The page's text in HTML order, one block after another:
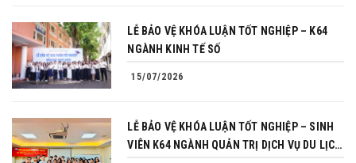
LỄ BẢO VỆ KHÓA LUẬN TỐT NGHIỆP – K64
NGÀNH KINH TẾ SỐ
15/07/2026
LỄ BẢO VỆ KHÓA LUẬN TỐT NGHIỆP – SINH
VIÊN K64 NGÀNH QUẢN TRỊ DỊCH VỤ DU LỊCH